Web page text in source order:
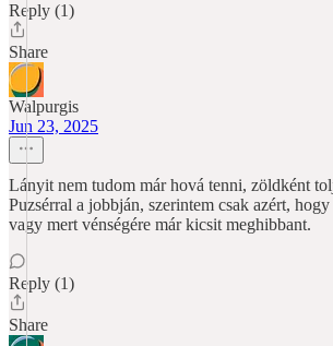
Reply (1)
Share
Walpurgis
Jun 23, 2025
Lányit nem tudom már hová tenni, zöldként
Puzsérral a jobbján, szerintem csak azért,
vagy mert vénségére már kicsit meghibbant.
Reply (1)
Share